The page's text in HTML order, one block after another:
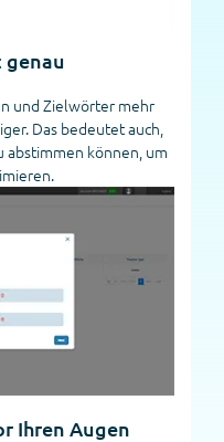
genau
und Zielwörter mehr
Das bedeutet auch,
abstimmen können, um
Ihren Augen